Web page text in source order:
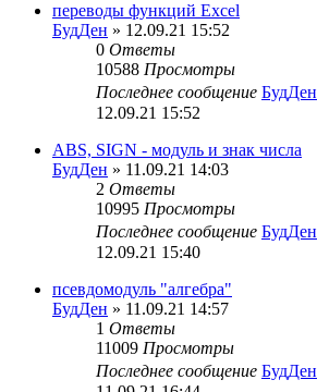
переводы функций Excel
БудДен » 12.09.21 15:52
0 Ответы
10588 Просмотры
Последнее сообщение БудДен
12.09.21 15:52
ABS, SIGN - модуль и знак числа
БудДен » 11.09.21 14:03
2 Ответы
10995 Просмотры
Последнее сообщение БудДен
12.09.21 15:40
псевдомодуль "алгебра"
БудДен » 11.09.21 14:57
1 Ответы
11009 Просмотры
Последнее сообщение БудДен